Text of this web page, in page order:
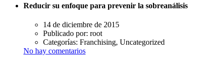
Reducir su enfoque para prevenir la sobreanálisis
14 de diciembre de 2015
Publicado por: root
Categorías: Franchising, Uncategorized
No hay comentarios